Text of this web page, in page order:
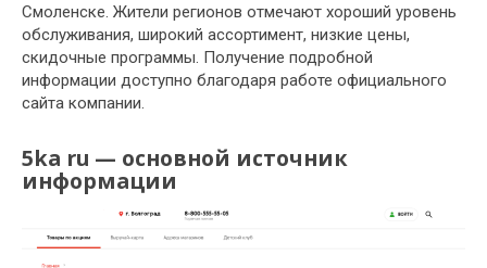
Смоленске. Жители регионов отмечают хороший уровень
обслуживания, широкий ассортимент, низкие цены,
скидочные программы. Получение подробной
информации доступно благодаря работе официального
сайта компании.
5ka ru — основной источник
информации